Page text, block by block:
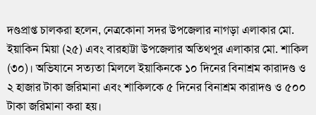
দণ্ডপ্রাপ্ত চালকরা হলেন, নেত্রকোনা সদর উপজেলার নাগড়া এলাকার মো.
ইয়াকিন মিয়া (২৫) এবং বারহাট্টা উপজেলার অতিথপুর এলাকার মো. শাকিল
(৩০)। অভিযানে সত্যতা মিললে ইয়াকিনকে ১০ দিনের বিনাশ্রম কারাদণ্ড ও
২ হাজার টাকা জরিমানা এবং শাকিলকে ৫ দিনের বিনাশ্রম কারাদণ্ড ও ৫০০
টাকা জরিমানা করা হয়।